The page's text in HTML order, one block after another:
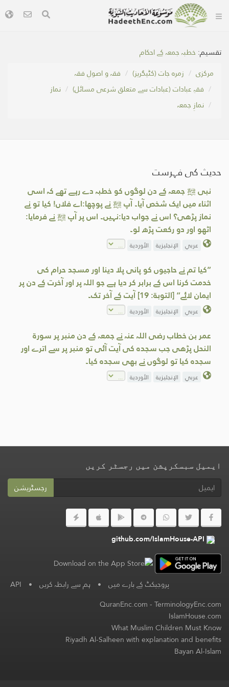
تقسیم: خطبہ جمعہ کے احکام
مرکزی
زمرہ جات (کٹیگریز)
فقہ و اصولِ فقہ
فقہِ عبادات (عبادات سے متعلق شرعی مسائل)
نماز
نمازِ جمعہ
حدیث کی فہرست
نبی ﷺ جمعہ کے دن لوگوں کو خطبہ دے رہے تھے کہ اسی
اثناء میں ایک شخص آیا۔ آپ ﷺ نے پوچھا:اے فلاں! کیا تو نے
نماز پڑھی؟ اس نے جواب دیا:نہیں۔ اس پر آپ ﷺ نے فرمایا:
اٹھو اور دو رکعت پڑھ لو۔
عربي الإنجليزية الأوردية
”کیا تم نے حاجیوں کو پانی پلا دینا اور مسجد حرام کی
خدمت کرنا اس کے برابر کر دیا ہے جو اللہ پر اور آخرت کے دن پر
ایمان ﻻئے“ [التوبۃ: 19] آیت کے آخر تک۔
عربي الإنجليزية الأوردية
عمر بن خطاب رضی اللہ عنہ نے جمعہ کے دن منبر پر سورۃ
النحل پڑھی جب سجدہ کی آیت آئى تو منبر پر سے اترے اور
سجدہ کیا تو لوگوں نے بھی سجدہ کیا۔
عربي الإنجليزية الأوردية
ایمیل سبسکرپشن میں رجسٹر کریں
رجسٹریشن
github.com/IslamHouse-API
پروجیکٹ کے بارے میں • ہم سے رابطہ کریں •
API
QuranEnc.com-TerminologyEnc.com
IslamHouse.com
What Muslim Children Must Know
Riyadh Al-Salheen with explanation and benefits
Bayan Al-Islam